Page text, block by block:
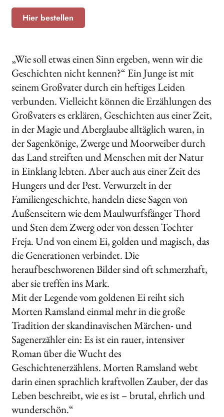
Hier bestellen
„Wie soll etwas einen Sinn ergeben, wenn wir die
Geschichten nicht kennen?“ Ein Junge ist mit
seinem Großvater durch ein heftiges Leiden
verbunden. Vielleicht können die Erzählungen des
Großvaters es erklären, Geschichten aus einer Zeit,
in der Magie und Aberglaube alltäglich waren, in
der Sagenkönige, Zwerge und Moorweiber durch
das Land streiften und Menschen mit der Natur
in Einklang lebten. Aber auch aus einer Zeit des
Hungers und der Pest. Verwurzelt in der
Familiengeschichte, handeln diese Sagen von
Außenseitern wie dem Maulwurfsfänger Thord
und Sten dem Zwerg oder von dessen Tochter
Freja. Und von einem Ei, golden und magisch, das
die Generationen verbindet. Die
heraufbeschworenen Bilder sind oft schmerzhaft,
aber sie treffen ins Mark.
Mit der Legende vom goldenen Ei reiht sich
Morten Ramsland einmal mehr in die große
Tradition der skandinavischen Märchen- und
Sagenerzähler ein: Es ist ein rauer, intensiver
Roman über die Wucht des
Geschichtenerzählens. Morten Ramsland webt
darin einen sprachlich kraftvollen Zauber, der das
Leben beschreibt, wie es ist – brutal, ehrlich und
wunderschön.“